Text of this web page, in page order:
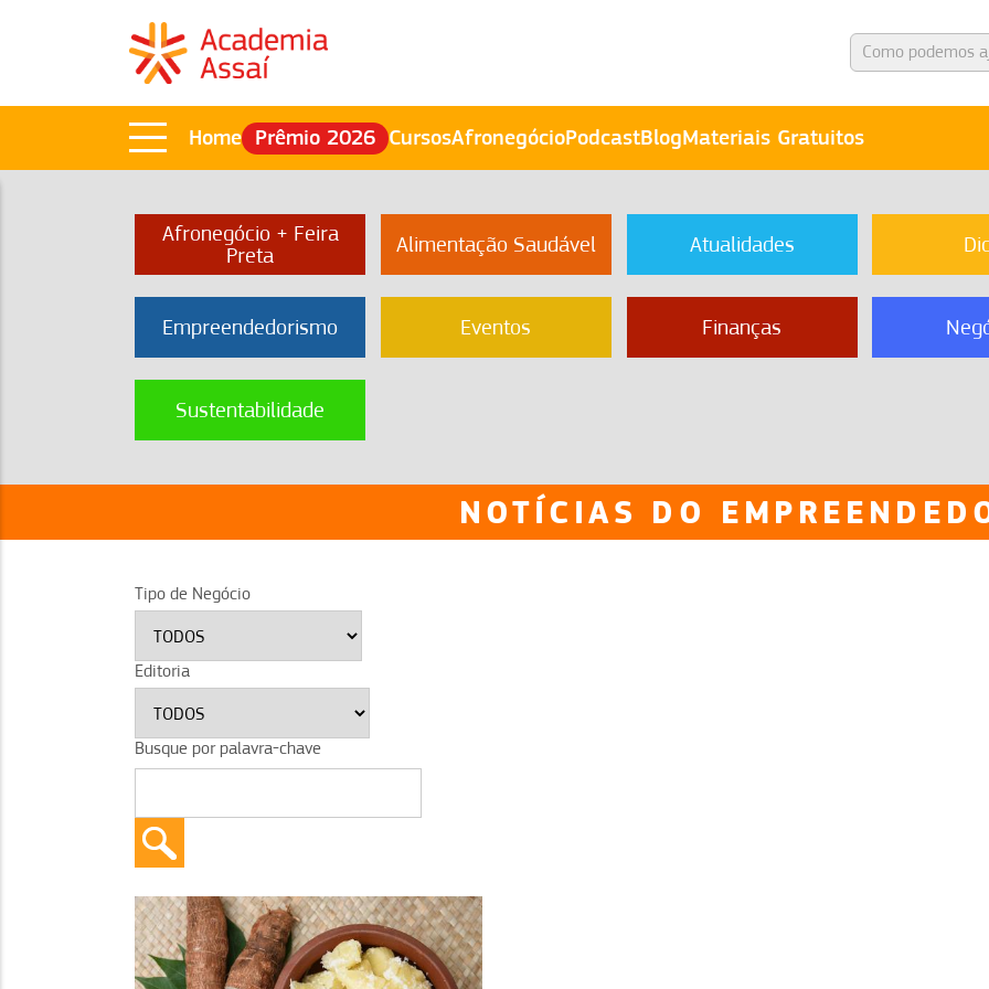
Home Prêmio 2026 CursosAfronegócioPodcastBlogMateriais Gratuitos
Afronegócio + Feira
Preta
Alimentação Saudável Atualidades
Empreendedorismo Eventos Finanças
Sustentabilidade
NOTÍCIAS DO
Tipo de Negócio
Editoria
Busque por palavra-chave